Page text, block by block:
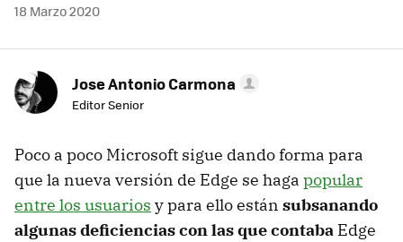
18 Marzo 2020
Jose Antonio Carmona
Editor Senior
Poco a poco Microsoft sigue dando forma para
que la nueva versión de Edge se haga popular
entre los usuarios y para ello están subsanando
algunas deficiencias con las que contaba Edge